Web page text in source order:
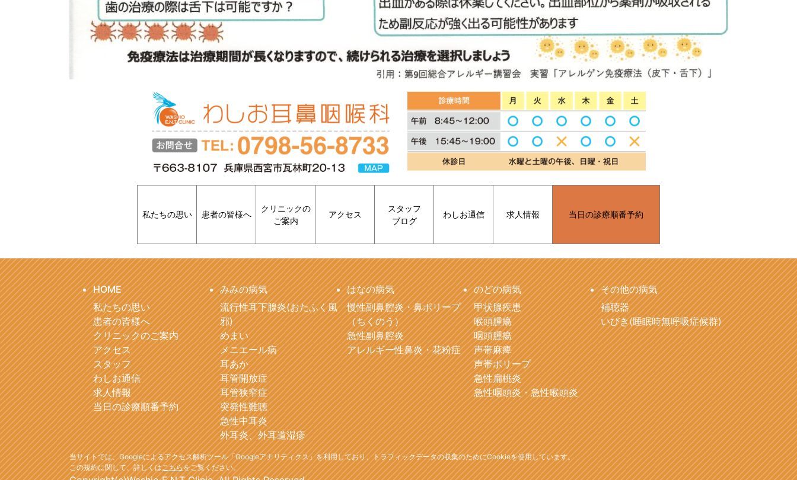
私たちの思い 患者の皆様へ
クリニックの
ご案内
アクセス
スタッフ
ブログ
わしお通信 求人情報 当日の診療順番予約
HOME
私たちの思い
患者の皆様へ
クリニックのご案内
アクセス
スタッフ
わしお通信
求人情報
当日の診療順番予約
みみの病気
流行性耳下腺炎(おたふく風
邪)
めまい
メニエール病
耳あか
耳管開放症
耳管狭窄症
突発性難聴
急性中耳炎
外耳炎、外耳道湿疹
はなの病気
慢性副鼻腔炎・鼻ポリープ
（ちくのう）
急性副鼻腔炎
アレルギー性鼻炎・花粉症
のどの病気
甲状腺疾患
喉頭腫瘍
咽頭腫瘍
声帯麻痺
声帯ポリープ
急性扁桃炎
急性咽頭炎・急性喉頭炎
その他の病気
補聴器
いびき(睡眠時無呼吸症候群)
当サイトでは、Googleによるアクセス解析ツール「Googleアナリティクス」を利用しており、トラフィックデータの収集のためにCookieを使用しています。
この規約に関して、詳しくはこちらをご覧ください。